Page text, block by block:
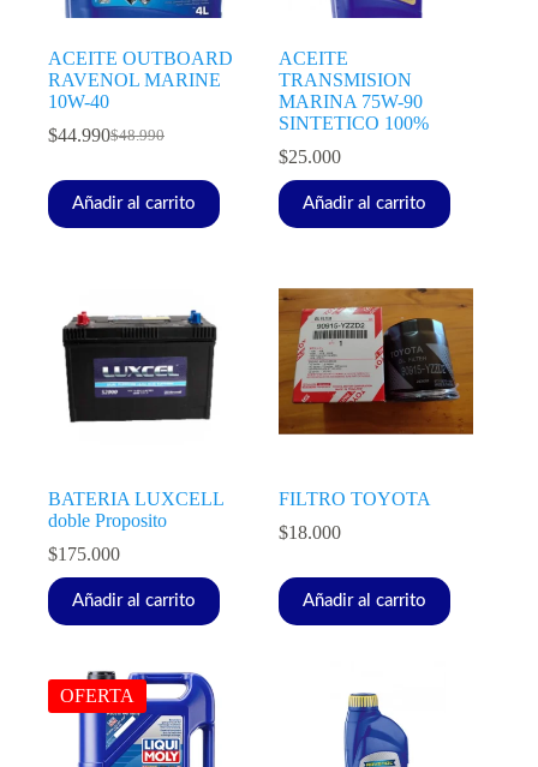
ACEITE OUTBOARD
RAVENOL MARINE
10W-40
$48.990
$44.990
Añadir al carrito
ACEITE
TRANSMISION
MARINA 75W-90
SINTETICO 100%
$25.000
Añadir al carrito
BATERIA LUXCELL
doble Proposito
$175.000
Añadir al carrito
FILTRO TOYOTA
$18.000
Añadir al carrito
OFERTA